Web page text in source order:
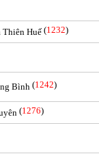
Thiên Huế (1232)
Bình (1242)
(1276)